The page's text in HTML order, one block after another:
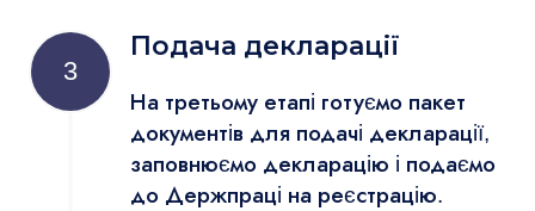
3
Подача декларації
На третьому етапі готуємо пакет
документів для подачі декларації,
заповнюємо декларацію і подаємо
до Держпраці на реєстрацію.